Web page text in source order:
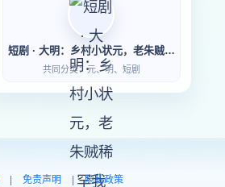
短剧 · 大明：乡村小状元，老朱贼稀罕我
共同分类：元、明、短剧
免责声明 隐私政策